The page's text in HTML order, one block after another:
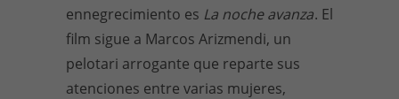
ennegrecimiento es La noche avanza. El
film sigue a Marcos Arizmendi, un
pelotari arrogante que reparte sus
atenciones entre varias mujeres,